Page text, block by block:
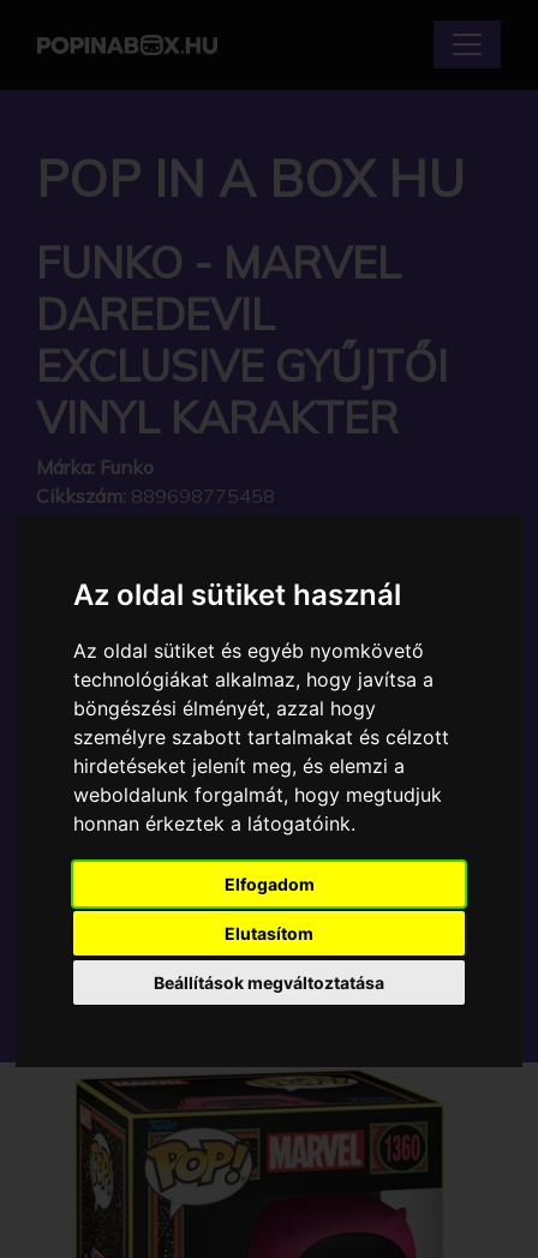
Az oldal sütiket használ
Az oldal sütiket és egyéb nyomkövető
technológiákat alkalmaz, hogy javítsa a
böngészési élményét, azzal hogy
személyre szabott tartalmakat és célzott
hirdetéseket jelenít meg, és elemzi a
weboldalunk forgalmát, hogy megtudjuk
honnan érkeztek a látogatóink.
Elfogadom
Elutasítom
Beállítások megváltoztatása
POP IN A BOX HU
FUNKO - MARVEL
DAREDEVIL
EXCLUSIVE GYŰJTŐI
VINYL KARAKTER
Márka: Funko
Cikkszám: 889698775458
A Funko POP - Marvel egyik népszerű terméke a
karakter, amely ablakos csomagolásban azaz - POP
In a Box - várja új gazdáját.
TOVÁBB A VÁSÁRLÁSRA
Tetszik? Osszd meg másokkal!